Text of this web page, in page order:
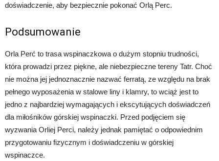
doświadczenie, aby bezpiecznie pokonać Orlą Perc.
Podsumowanie
Orla Perć to trasa wspinaczkowa o dużym stopniu trudności,
która prowadzi przez piękne, ale niebezpieczne tereny Tatr. Choć
nie można jej jednoznacznie nazwać ferratą, ze względu na brak
pełnego wyposażenia w stalowe liny i klamry, to wciąż jest to
jedno z najbardziej wymagających i ekscytujących doświadczeń
dla miłośników górskiej wspinaczki. Przed podjęciem się
wyzwania Orliej Perci, należy jednak pamiętać o odpowiednim
przygotowaniu fizycznym i doświadczeniu w górskiej
wspinaczce.